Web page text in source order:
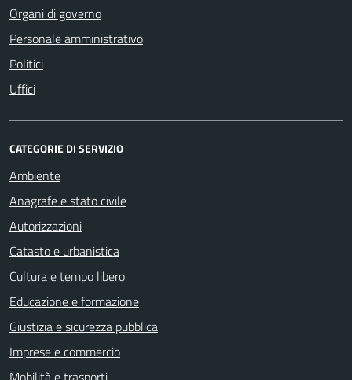
Organi di governo
Personale amministrativo
Politici
Uffici
CATEGORIE DI SERVIZIO
Ambiente
Anagrafe e stato civile
Autorizzazioni
Catasto e urbanistica
Cultura e tempo libero
Educazione e formazione
Giustizia e sicurezza pubblica
Imprese e commercio